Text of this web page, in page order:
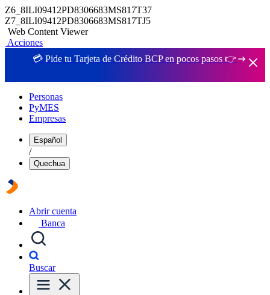
Z6_8ILI09412PD8306683MS817T37
Z7_8ILI09412PD8306683MS817TJ5
Web Content Viewer
Acciones
💳 Pide tu Tarjeta de Crédito BCP en pocos pasos 👉
Personas
PyMES
Empresas
Español
/
Quechua
Abrir cuenta
Banca
Buscar